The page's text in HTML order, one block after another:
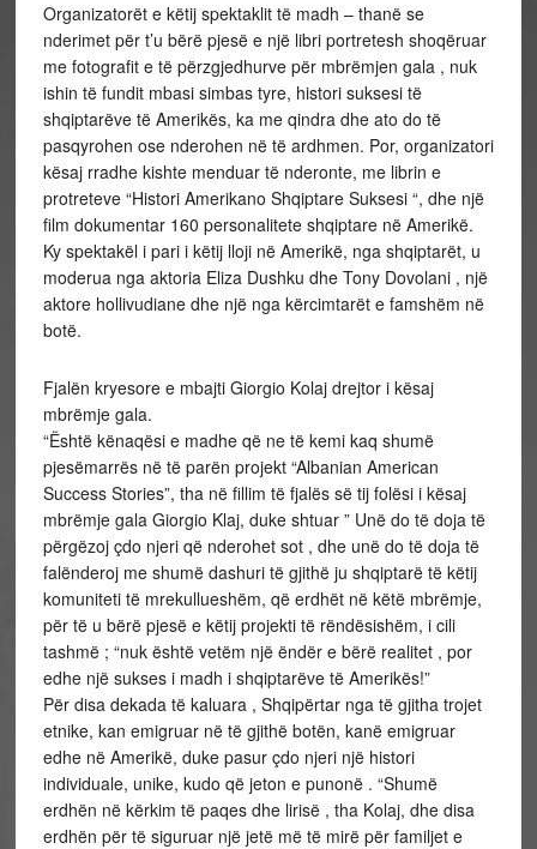
Organizatorët e këtij spektaklit të madh – thanë se
nderimet për t’u bërë pjesë e një libri portretesh shoqëruar
me fotografit e të përzgjedhurve për mbrëmjen gala , nuk
ishin të fundit mbasi simbas tyre, histori suksesi të
shqiptarëve të Amerikës, ka me qindra dhe ato do të
pasqyrohen ose nderohen në të ardhmen. Por, organizatori
kësaj rradhe kishte menduar të nderonte, me librin e
protreteve “Histori Amerikano Shqiptare Suksesi “, dhe një
film dokumentar 160 personalitete shqiptare në Amerikë.
Ky spektakël i pari i këtij lloji në Amerikë, nga shqiptarët, u
moderua nga aktoria Eliza Dushku dhe Tony Dovolani , një
aktore hollivudiane dhe një nga kërcimtarët e famshëm në
botë.
Fjalën kryesore e mbajti Giorgio Kolaj drejtor i kësaj
mbrëmje gala.
“Është kënaqësi e madhe që ne të kemi kaq shumë
pjesëmarrës në të parën projekt “Albanian American
Success Stories”, tha në fillim të fjalës së tij folësi i kësaj
mbrëmje gala Giorgio Klaj, duke shtuar ” Unë do të doja të
përgëzoj çdo njeri që nderohet sot , dhe unë do të doja të
falënderoj me shumë dashuri të gjithë ju shqiptarë të këtij
komuniteti të mrekullueshëm, që erdhët në këtë mbrëmje,
për të u bërë pjesë e këtij projekti të rëndësishëm, i cili
tashmë ; “nuk është vetëm një ëndër e bërë realitet , por
edhe një sukses i madh i shqiptarëve të Amerikës!”
Për disa dekada të kaluara , Shqipërtar nga të gjitha trojet
etnike, kan emigruar në të gjithë botën, kanë emigruar
edhe në Amerikë, duke pasur çdo njeri një histori
individuale, unike, kudo që jeton e punonë . “Shumë
erdhën në kërkim të paqes dhe lirisë , tha Kolaj, dhe disa
erdhën për të siguruar një jetë më të mirë për familjet e